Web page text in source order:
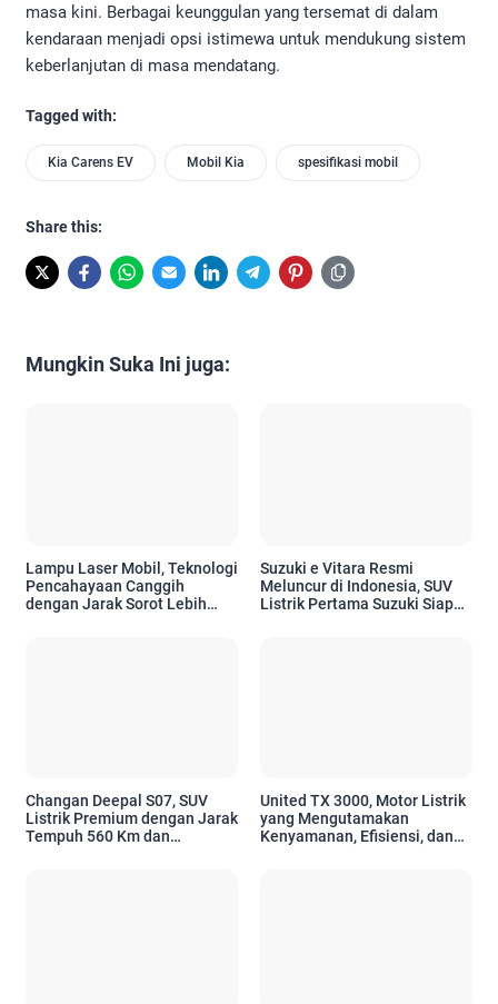
masa kini. Berbagai keunggulan yang tersemat di dalam
kendaraan menjadi opsi istimewa untuk mendukung sistem
keberlanjutan di masa mendatang.
Tagged with:
Kia Carens EV Mobil Kia spesifikasi mobil
Share this:
Mungkin Suka Ini juga:
Lampu Laser Mobil, Teknologi
Pencahayaan Canggih
dengan Jarak Sorot Lebih
Suzuki e Vitara Resmi
Meluncur di Indonesia, SUV
Listrik Pertama Suzuki Siap
Changan Deepal S07, SUV
Listrik Premium dengan Jarak
Tempuh 560 Km dan
United TX 3000, Motor Listrik
yang Mengutamakan
Kenyamanan, Efisiensi, dan